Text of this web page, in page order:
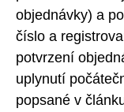
objednávky) a
číslo a
potvrzení
uplynutí
popsané v